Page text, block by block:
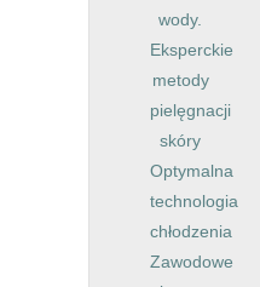
wody.
Eksperckie
metody
pielęgnacji
skóry
Optymalna
technologia
chłodzenia
Zawodowe